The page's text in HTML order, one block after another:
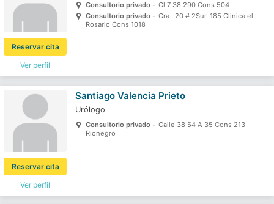
Ver perfil
Reservar cita
Consultorio privado - Cl 7 38 290 Cons 504
Consultorio privado - Cra . 20 # 2Sur-185 Clinica el
Rosario Cons 1018
Ver perfil
Reservar cita
Santiago Valencia Prieto
Urólogo
Consultorio privado - Calle 38 54 A 35 Cons 213
Rionegro